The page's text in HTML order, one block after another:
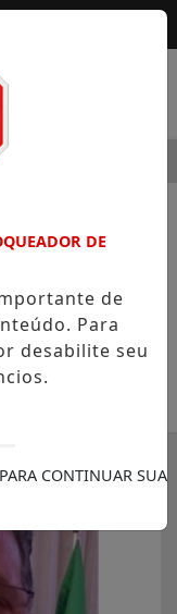
HIGIENÓPOLIS
Barros
DE
de
Para
desabilite seu
CONTINUAR SUA